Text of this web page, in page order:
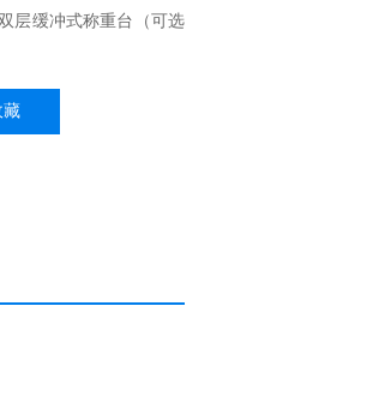
层缓冲式称重台（可选
钢瓶
藏